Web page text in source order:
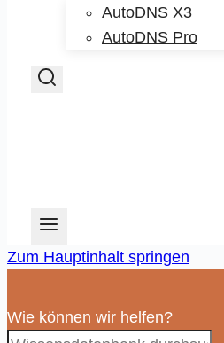
AutoDNS X3
AutoDNS Pro
Zum Hauptinhalt springen
Wie können wir helfen?